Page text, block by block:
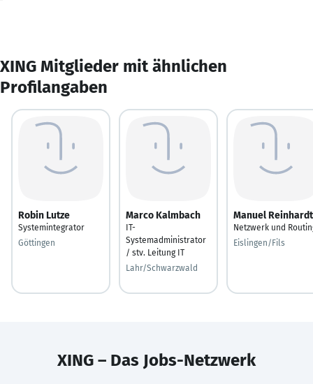
XING Mitglieder mit ähnlichen
Profilangaben
Robin Lutze
Systemintegrator
Göttingen
Marco Kalmbach
IT-
Systemadministrator
/ stv. Leitung IT
Lahr/Schwarzwald
Manuel Reinhardt
Netzwerk und
Eislingen/Fils
XING – Das Jobs-Netzwerk